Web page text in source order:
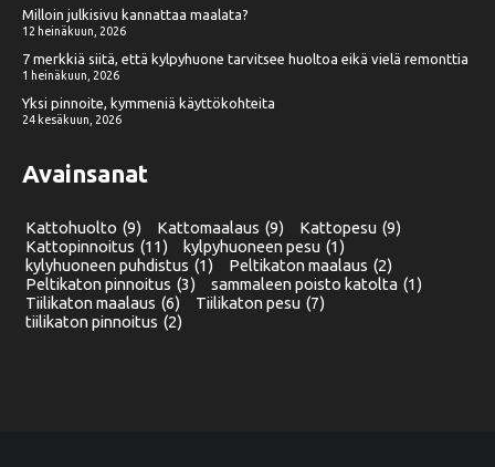
Milloin julkisivu kannattaa maalata?
12 heinäkuun, 2026
7 merkkiä siitä, että kylpyhuone tarvitsee huoltoa eikä vielä remonttia
1 heinäkuun, 2026
Yksi pinnoite, kymmeniä käyttökohteita
24 kesäkuun, 2026
Avainsanat
Kattohuolto (9) Kattomaalaus (9) Kattopesu (9)
Kattopinnoitus (11) kylpyhuoneen pesu (1)
kylyhuoneen puhdistus (1) Peltikaton maalaus (2)
Peltikaton pinnoitus (3) sammaleen poisto katolta (1)
Tiilikaton maalaus (6) Tiilikaton pesu (7)
tiilikaton pinnoitus (2)